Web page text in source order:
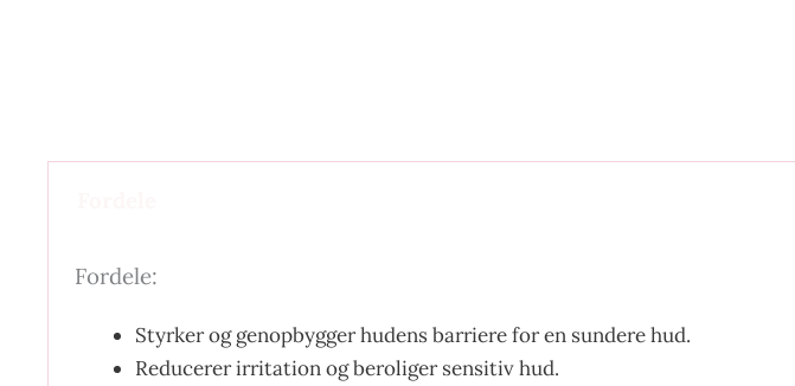
Fordele:
Styrker og genopbygger hudens barriere for en sundere hud.
Reducerer irritation og beroliger sensitiv hud.